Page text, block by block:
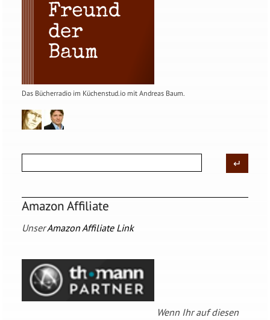
Das Bücherradio im Küchenstud.io mit Andreas Baum.
Amazon Affiliate
UnserAmazon Affiliate Link
Wenn Ihr auf diesen